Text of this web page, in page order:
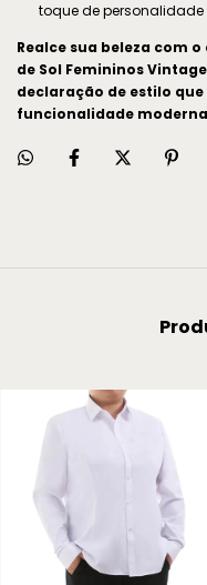
toque de personalidade
Realce sua beleza com
de Sol Femininos
declaração de estilo
funcionalidade